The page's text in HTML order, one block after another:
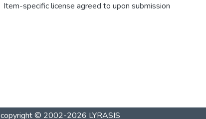
Item-specific license agreed to upon submission
copyright © 2002-2026 LYRASIS